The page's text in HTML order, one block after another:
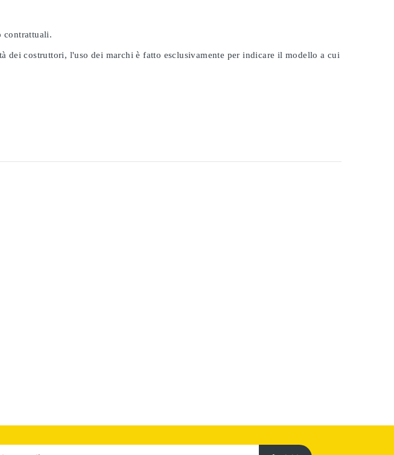
contrattuali.
dei costruttori, l'uso dei marchi è fatto esclusivamente per indicare il modello a cui